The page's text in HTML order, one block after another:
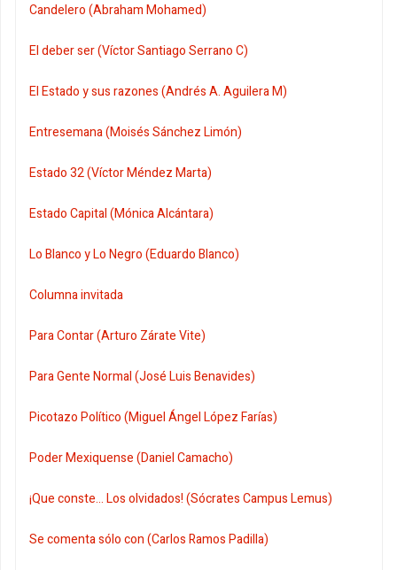
Candelero (Abraham Mohamed)
El deber ser (Víctor Santiago Serrano C)
El Estado y sus razones (Andrés A. Aguilera M)
Entresemana (Moisés Sánchez Limón)
Estado 32 (Víctor Méndez Marta)
Estado Capital (Mónica Alcántara)
Lo Blanco y Lo Negro (Eduardo Blanco)
Columna invitada
Para Contar (Arturo Zárate Vite)
Para Gente Normal (José Luis Benavides)
Picotazo Político (Miguel Ángel López Farías)
Poder Mexiquense (Daniel Camacho)
¡Que conste... Los olvidados! (Sócrates Campus Lemus)
Se comenta sólo con (Carlos Ramos Padilla)